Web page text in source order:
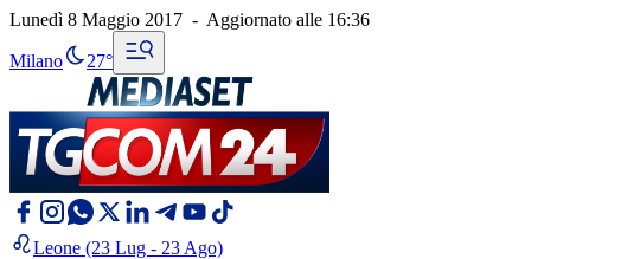
Lunedì 8 Maggio 2017 - Aggiornato alle 16:36
Milano 27°
Leone (23 Lug - 23 Ago)